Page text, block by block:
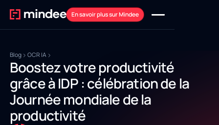
En savoir plus sur Mindee
Blog OCR IA
Boostez votre productivité
grâce à IDP : célébration de la
Journée mondiale de la
productivité